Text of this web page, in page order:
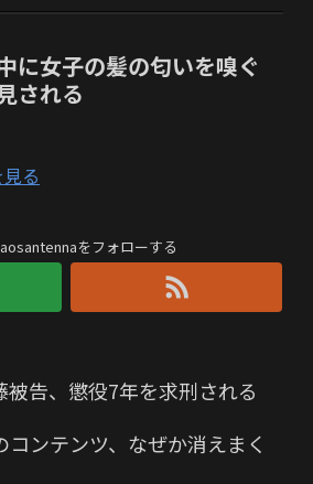
に女子の髪の匂いを嗅ぐ
される
る
をフォローする
被告、懲役7年を求刑される
コンテンツ、なぜか消えまく